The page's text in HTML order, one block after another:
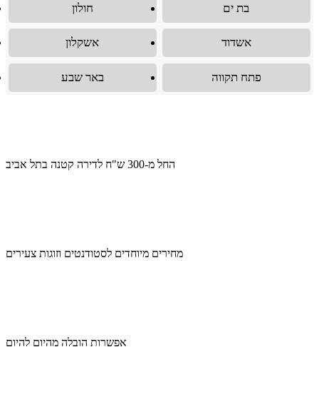
חולון בת ים
אשקלון אשדוד
באר שבע פתח תקווה
החל מ-300 ש"ח לדירה קטנה בתל אביב
מחירים מיוחדים לסטודנטים וזוגות צעירים
אפשרות הובלה מהיום להיום